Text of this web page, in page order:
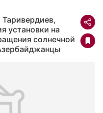
установки на
солнечной